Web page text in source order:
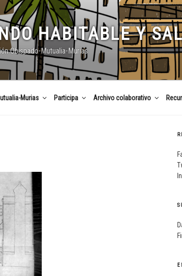
HABITABLE Y
Obispado-Mutualia-Murias
Murias Participa Archivo colaborativo